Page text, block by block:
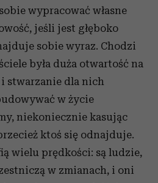
wypracować własne
jeśli jest głęboko
sobie wyraz. Chodzi
była duża otwartość na
stwarzanie dla nich
w życie
niekoniecznie kasując
ktoś się odnajduje.
wielu prędkości: są ludzie,
w zmianach, i oni